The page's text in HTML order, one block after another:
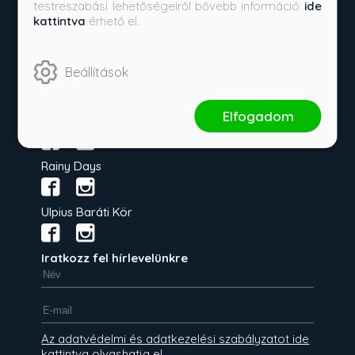
Impresszum
KÖVESS MINKET!
Rainy Days
Ulpius Baráti Kör
Iratkozz fel hírlevelünkre
Az adatvédelmi és adatkezelési szabályzatot ide
testreszabási lehetőségeiről bővebb információ ide
kattintva érhető el.
Beállítások
Elfogadom